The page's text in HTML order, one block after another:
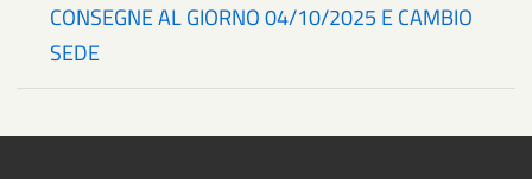
CONSEGNE AL GIORNO 04/10/2025 E CAMBIO
SEDE